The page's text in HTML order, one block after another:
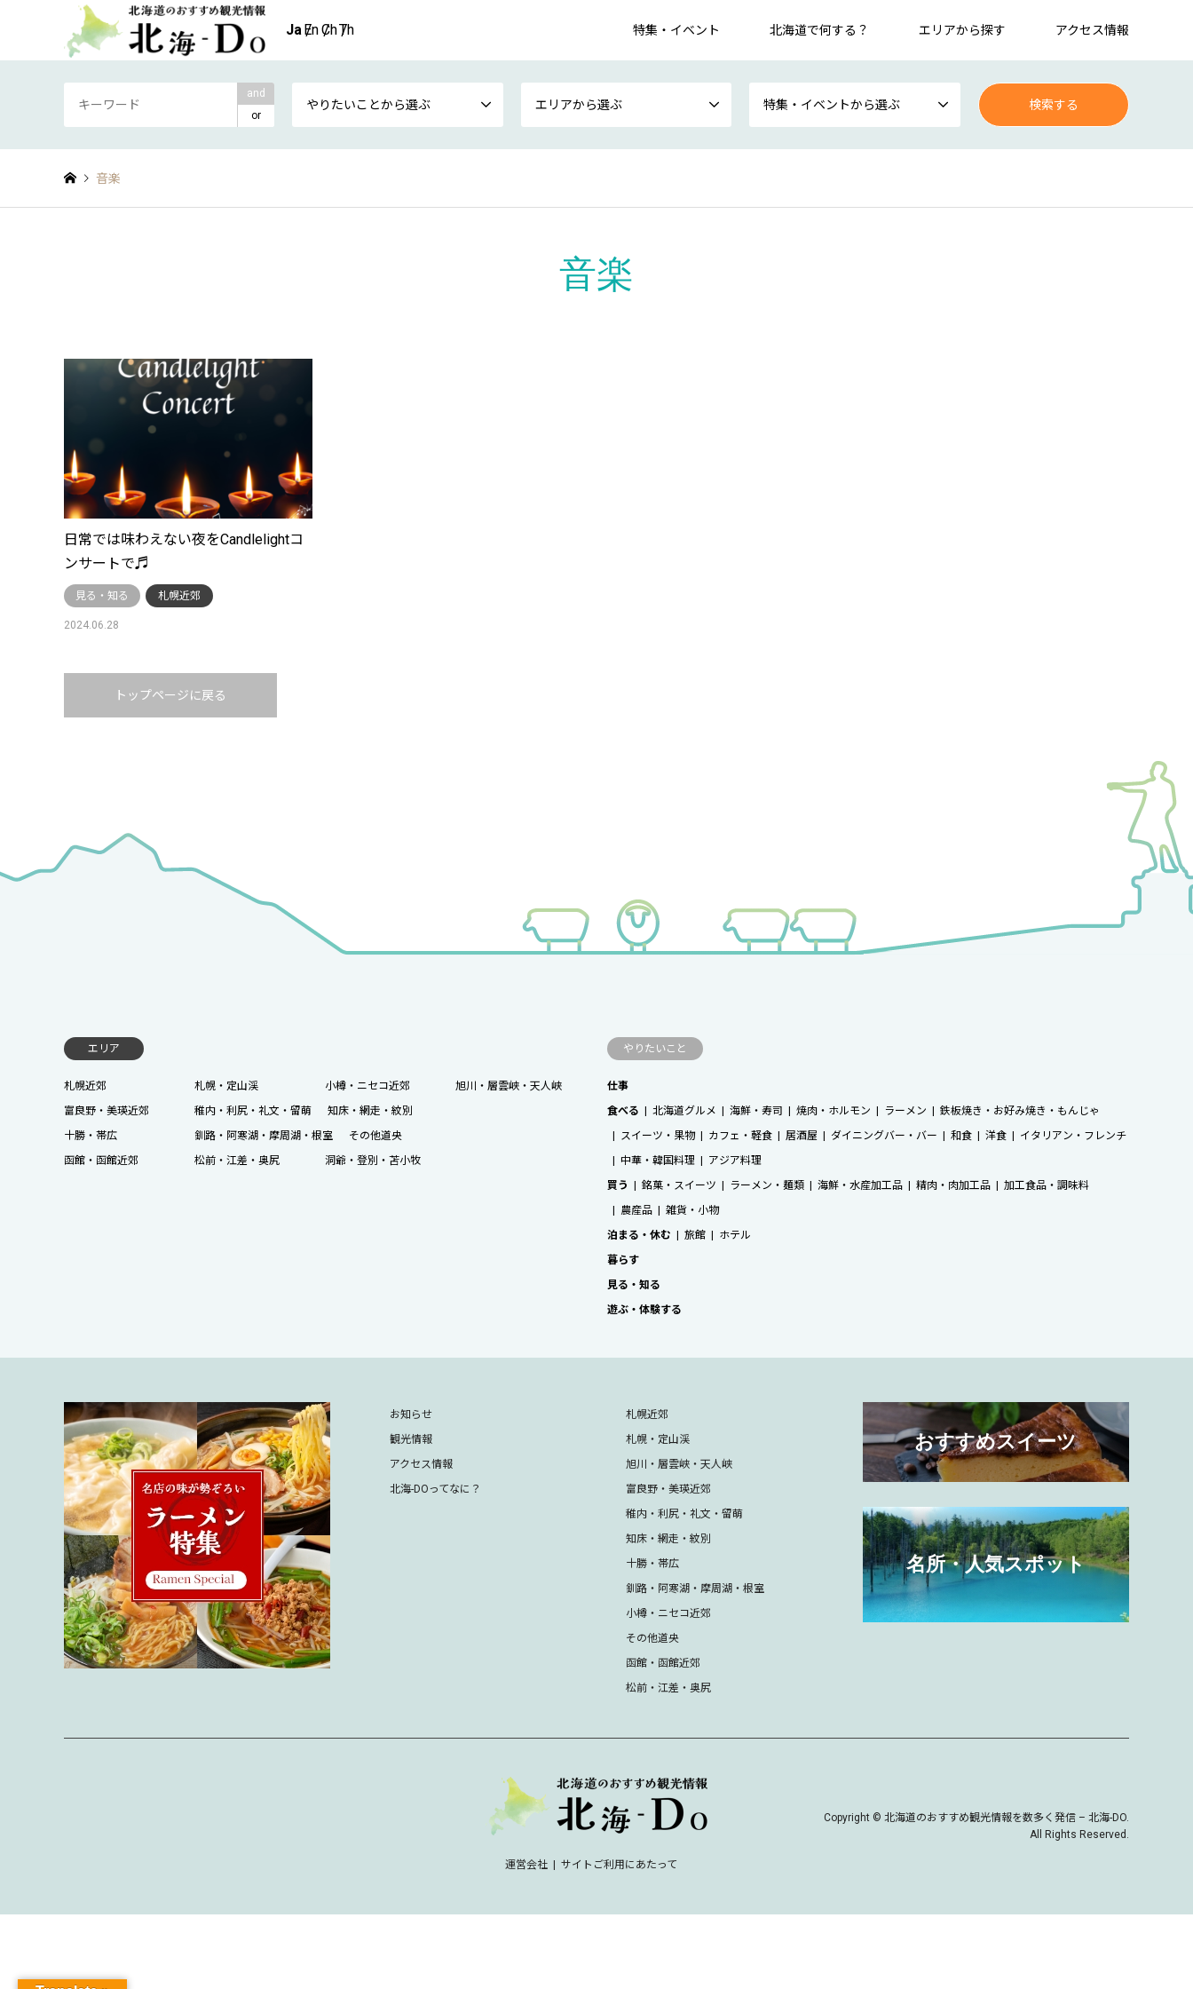
特集・イベント 北海道で何する？ エリアから探す アクセス情報
and
or
やりたいことから選ぶ エリアから選ぶ 特集・イベントから選ぶ
音楽
音楽
日常では味わえない夜をCandlelightコ
ンサートで♬
見る・知る 札幌近郊
2024.06.28
トップページに戻る
エリア
札幌近郊 札幌・定山渓 小樽・ニセコ近郊
旭川・層雲峡・天人峡
富良野・美瑛近郊
稚内・利尻・礼文・留萌
知床・網走・紋別
十勝・帯広
釧路・阿寒湖・摩周湖・根室
その他道央
函館・函館近郊
松前・江差・奥尻 洞爺・登別・苫小牧
やりたいこと
仕事
食べる
北海道グルメ 海鮮・寿司 焼肉・ホルモン ラーメン
鉄板焼き・お好み焼き・もんじゃ
スイーツ・果物
カフェ・軽食 居酒屋 ダイニングバー・バー 和食 洋食
イタリアン・フレンチ
中華・韓国料理
アジア料理
買う
銘菓・スイーツ ラーメン・麺類 海鮮・水産加工品 精肉・肉加工品
加工食品・調味料
農産品
雑貨・小物
泊まる・休む
旅館
ホテル
暮らす
見る・知る
遊ぶ・体験する
お知らせ
観光情報
アクセス情報
北海-DOってなに？
札幌近郊
札幌・定山渓
旭川・層雲峡・天人峡
富良野・美瑛近郊
稚内・利尻・礼文・留萌
知床・網走・紋別
十勝・帯広
釧路・阿寒湖・摩周湖・根室
小樽・ニセコ近郊
その他道央
函館・函館近郊
松前・江差・奥尻
おすすめスイーツ
名所・人気スポット
運営会社 サイトご利用にあたって
Copyright © 北海道のおすすめ観光情報を数多く発信 – 北海-DO.
All Rights Reserved.